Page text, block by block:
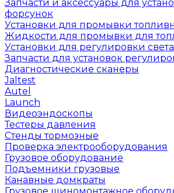
Запчасти и аксессуары для
форсунок
Установки для промывки
Жидкости для промывки для
Установки для регулировки
Запчасти для установок
Диагностические сканеры
Jaltest
Autel
Launch
Видеоэндоскопы
Тестеры давления
Стенды тормозные
Проверка электрооборудования
Грузовое оборудование
Подъемники грузовые
Канавные домкраты